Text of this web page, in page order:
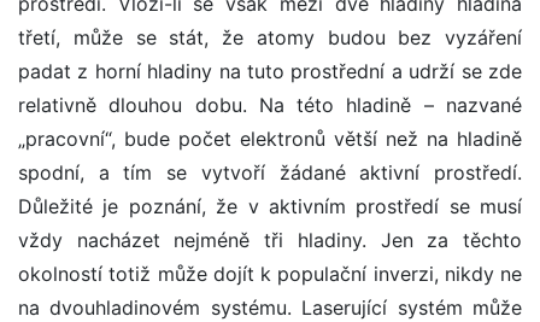
třetí, může se stát, že atomy budou bez vyzáření
padat z horní hladiny na tuto prostřední a udrží se zde
relativně dlouhou dobu. Na této hladině – nazvané
„pracovní“, bude počet elektronů větší než na hladině
spodní, a tím se vytvoří žádané aktivní prostředí.
Důležité je poznání, že v aktivním prostředí se musí
vždy nacházet nejméně tři hladiny. Jen za těchto
okolností totiž může dojít k populační inverzi, nikdy ne
na dvouhladinovém systému. Laserující systém může